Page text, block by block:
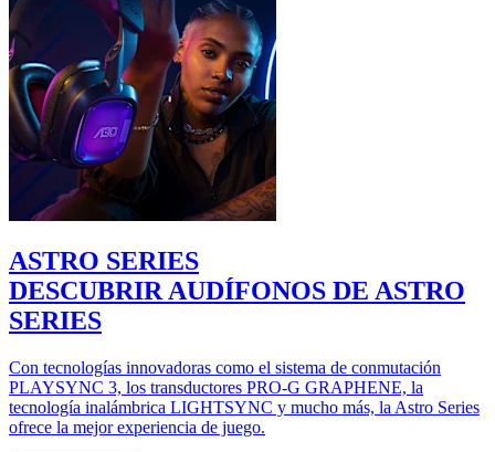
ASTRO SERIES
DESCUBRIR AUDÍFONOS DE ASTRO
SERIES
Con tecnologías innovadoras como el sistema de conmutación
PLAYSYNC 3, los transductores PRO-G GRAPHENE, la
tecnología inalámbrica LIGHTSYNC y mucho más, la Astro Series
ofrece la mejor experiencia de juego.